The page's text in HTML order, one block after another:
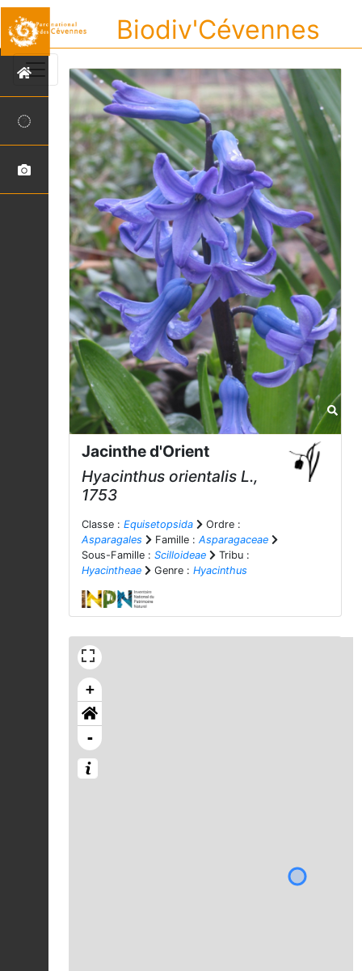
Biodiv'Cévennes
Jacinthe d'Orient
Hyacinthus orientalis L.,
1753
Classe : Equisetopsida
Ordre :
Asparagales
Famille : Asparagaceae
Sous-Famille : Scilloideae
Tribu :
Hyacintheae
Genre : Hyacinthus
+
-